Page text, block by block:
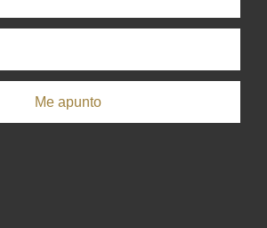
Me apunto